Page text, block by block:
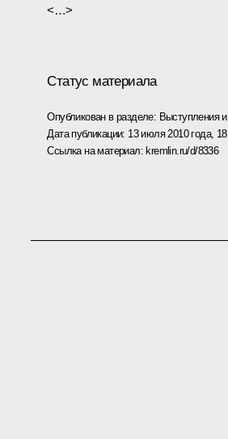
<…>
Статус материала
Опубликован в разделе: Выступления
Дата публикации: 13 июля 2010 года,
Ссылка на материал:kremlin.ru/d/8336